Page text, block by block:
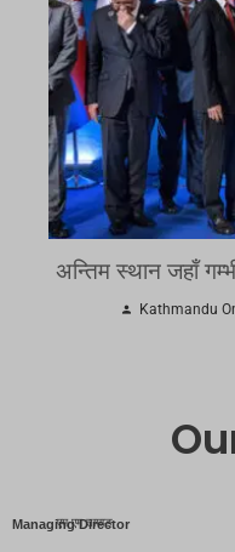
अन्तिम स्थान जहाँ
Kathmandu
Managing Director
एम एम तामाङ